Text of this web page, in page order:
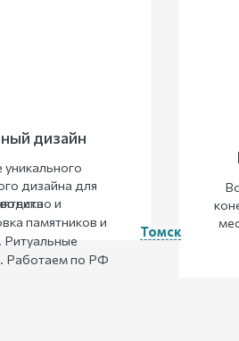
и
памятников и
Ритуальные
Работаем по РФ
Томск
дизайн
дизайна для